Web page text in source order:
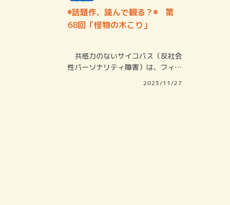
◉話題作、読んで観る？◉ 第
68回「怪物の木こり」
共感力のないサイコパス（反社会
性パーソナリティ障害）は、フィク
2023/11/27